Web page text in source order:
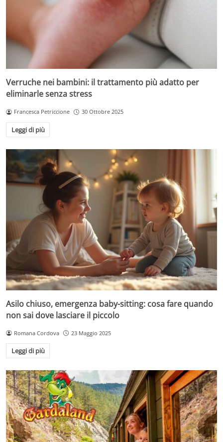
Verruche nei bambini: il trattamento più adatto per
eliminarle senza stress
Francesca Petriccione 30 Ottobre 2025
Leggi di più
Asilo chiuso, emergenza baby-sitting: cosa fare quando
non sai dove lasciare il piccolo
Romana Cordova 23 Maggio 2025
Leggi di più